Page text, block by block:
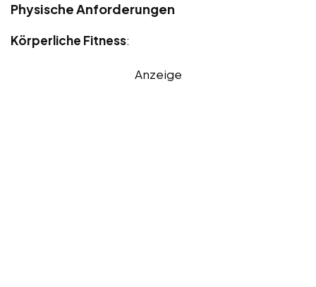
Physische Anforderungen
Körperliche Fitness:
Anzeige